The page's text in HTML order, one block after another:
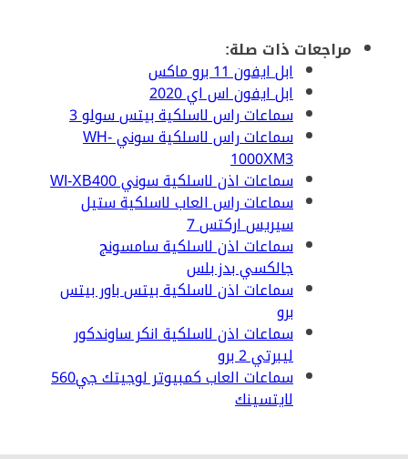
مراجعات ذات صلة:
ابل ايفون 11 برو ماكس
ابل ايفون اس اي 2020
سماعات راس لاسلكية بيتس سولو 3
سماعات راس لاسلكية سوني WH-
1000XM3
سماعات اذن لاسلكية سوني WI-XB400
سماعات راس العاب لاسلكية ستيل
سيريس اركتس 7
سماعات اذن لاسلكية سامسونج
جالكسي بدز بلس
سماعات اذن لاسلكية بيتس باور بيتس
برو
سماعات اذن لاسلكية انكر ساوندكور
ليبرتي 2 برو
سماعات العاب كمبيوتر لوجيتك جي560
لايتسينك